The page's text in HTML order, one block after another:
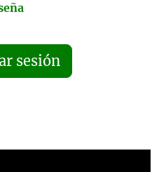
sesión